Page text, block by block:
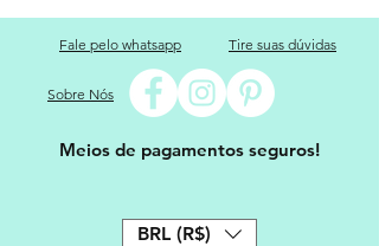
Fale pelo whatsapp Tire suas dúvidas
Sobre Nós
Meios de pagamentos seguros!
BRL (R$)